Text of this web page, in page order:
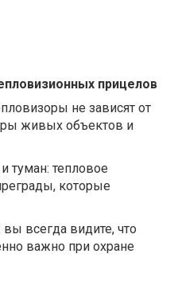
прицелов
не зависят от
живых объектов и
туман: тепловое
которые
всегда видите, что
важно при охране